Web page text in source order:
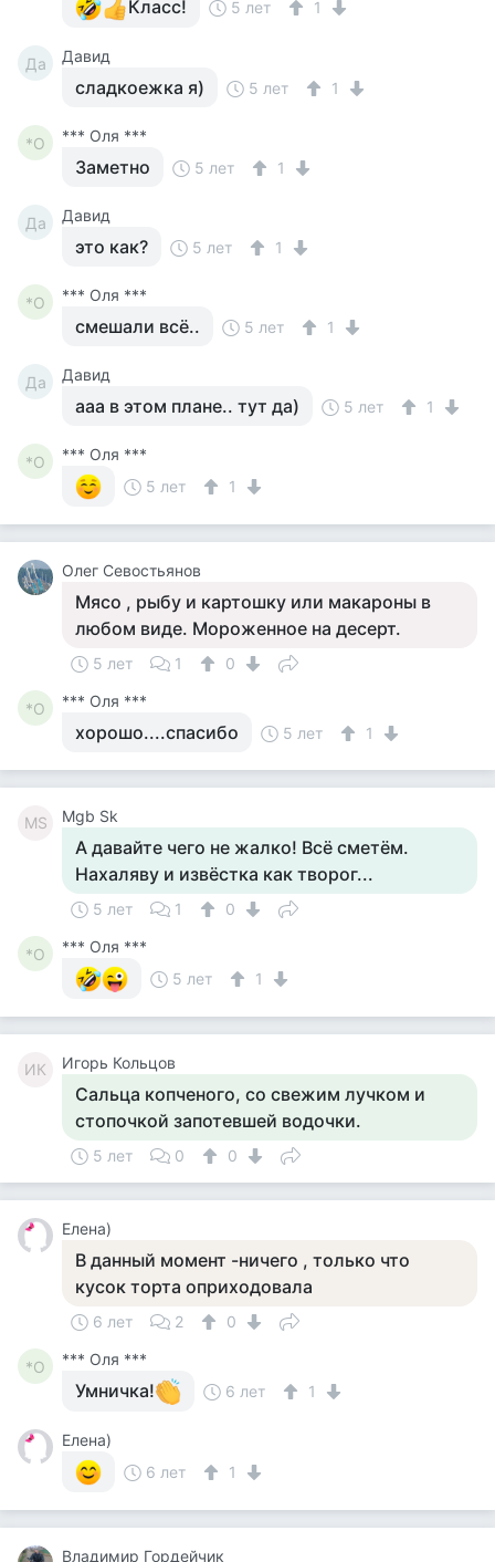
Класс! 5 лет 1
Да Давид
сладкоежка я) 5 лет 1
*О *** Оля ***
Заметно 5 лет 1
Да Давид
это как? 5 лет 1
*О *** Оля ***
смешали всё.. 5 лет 1
Да Давид
ааа в этом плане.. тут да) 5 лет 1
*О
*** Оля ***
5 лет
1
Олег Севостьянов
Мясо , рыбу и картошку или макароны в
любом виде. Мороженное на десерт.
5 лет 1 0
*О *** Оля ***
хорошо....спасибо 5 лет 1
MS Mgb Sk
А давайте чего не жалко! Всё сметём.
Нахаляву и извёстка как творог...
5 лет 1 0
*О
*** Оля ***
5 лет
1
ИК Игорь Кольцов
Сальца копченого, со свежим лучком и
стопочкой запотевшей водочки.
5 лет 0 0
Елена)
В данный момент -ничего , только что
кусок торта оприходовала
6 лет 2 0
*О *** Оля ***
Умничка! 6 лет 1
Елена)
6 лет
1
Владимир Гордейчик